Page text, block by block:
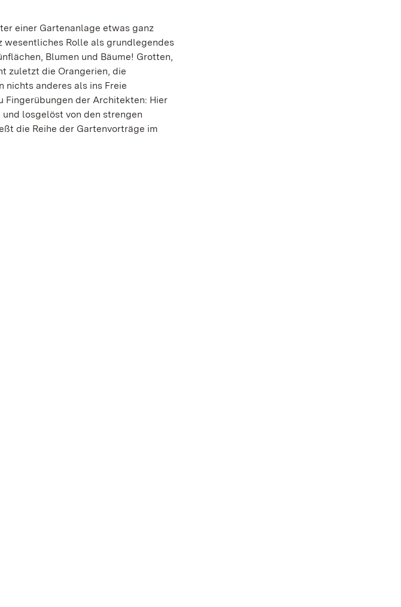
einer Gartenanlage etwas ganz
wesentliches Rolle als grundlegendes
Blumen und Bäume! Grotten,
zuletzt die Orangerien, die
nichts anderes als ins Freie
Fingerübungen der Architekten: Hier
losgelöst von den strengen
die Reihe der Gartenvorträge im